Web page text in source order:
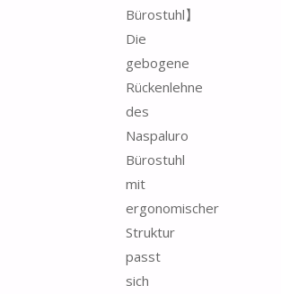
Bürostuhl】
Die
gebogene
Rückenlehne
des
Naspaluro
Bürostuhl
mit
ergonomischer
Struktur
passt
sich